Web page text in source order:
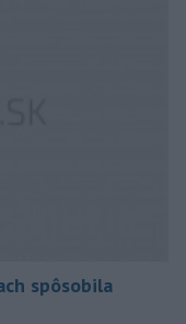
spôsobila